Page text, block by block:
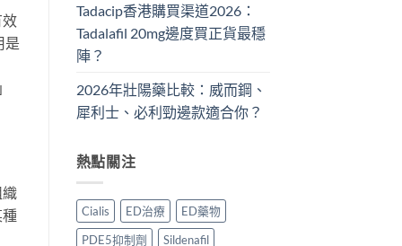
是
Tadacip香港購買渠道2026：
Tadalafil 20mg邊度買正貨最穩
陣？
2026年壯陽藥比較：威而鋼、
犀利士、必利勁邊款適合你？
熱點關注
Cialis ED治療
ED藥物
PDE5抑制劑
Sildenafil